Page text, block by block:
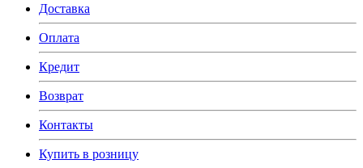
Доставка
Оплата
Кредит
Возврат
Контакты
Купить в розницу